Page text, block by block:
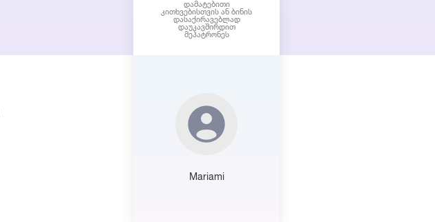
დამატებითი
კითხვებისთვის ან ბინის
დასაქირავებლად
დაუკავშირდით
მეპატრონეს
Mariami